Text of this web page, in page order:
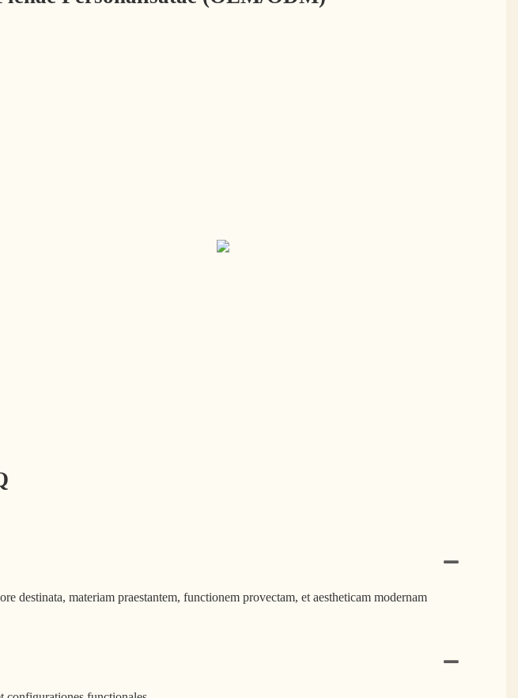
destinata, materiam praestantem, functionem provectam, et aestheticam modernam